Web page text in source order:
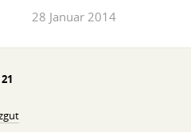
28 Januar 2014